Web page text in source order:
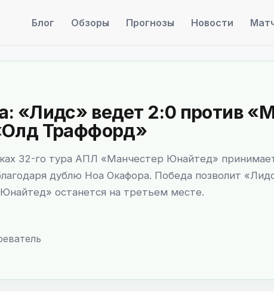
Блог Обзоры Прогнозы Новости
«Лидс» ведет 2:0 против
Траффорд»
32-го тура АПЛ «Манчестер Юнайтед»
дублю Ноа Окафора. Победа позволит
останется на третьем месте.